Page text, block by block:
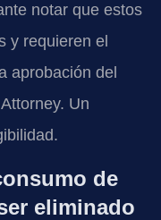
notar que estos
y requieren el
aprobación del
Un
de
eliminado